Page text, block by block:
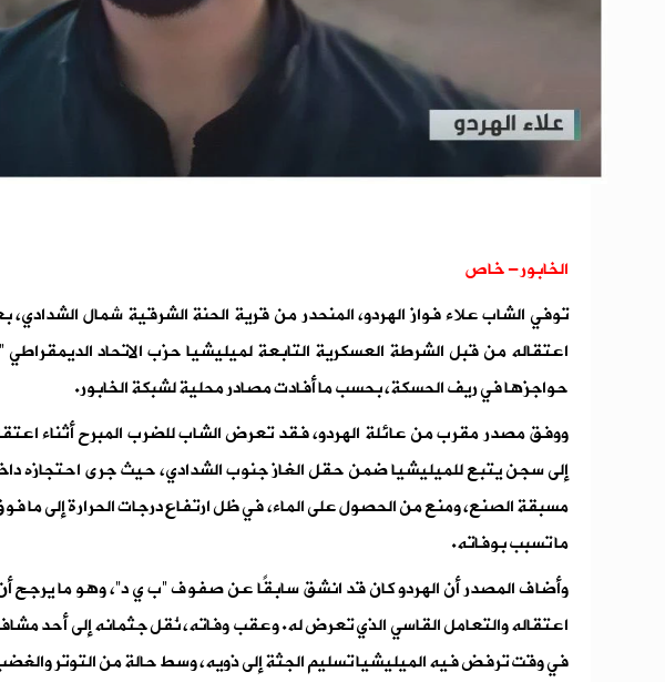
الخابور- خاص
توفي الشاب علاء فواز الهردو، المنحدر من قرية الحنة الشرقية شمال الشدادي،
اعتقاله من قبل الشرطة العسكرية التابعة لميليشيا حزب الاتحاد
حواجزها في ريف الحسكة، بحسب ما أفادت مصادر محلية لشبكة الخابور.
ووفق مصدر مقرب من عائلة الهردو، فقد تعرض الشاب للضرب المبرح أثناء
إلى سجن يتبع للميليشيا ضمن حقل الغاز جنوب الشدادي، حيث جرى احتجازه
ما تسبب بوفاته.
وأضاف المصدر أن الهردو كان قد انشق سابقًا عن صفوف “ب ي د”، وهو ما يرجح
اعتقاله والتعامل القاسي الذي تعرض له. وعقب وفاته، نُقل جثمانه إلى أحد
في وقت ترفض فيه الميليشيا تسليم الجثة إلى ذويه، وسط حالة من التوتر